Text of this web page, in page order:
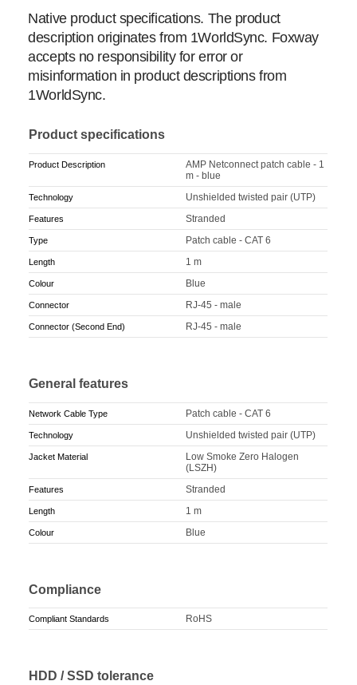
Native product specifications. The product
description originates from 1WorldSync. Foxway
accepts no responsibility for error or
misinformation in product descriptions from
1WorldSync.
Product specifications
Product Description
AMP Netconnect patch cable - 1
m - blue
Technology Unshielded twisted pair (UTP)
Features Stranded
Type Patch cable - CAT 6
Length 1 m
Colour Blue
Connector RJ-45 - male
Connector (Second End) RJ-45 - male
General features
Network Cable Type Patch cable - CAT 6
Technology Unshielded twisted pair (UTP)
Jacket Material
Low Smoke Zero Halogen
(LSZH)
Features Stranded
Length 1 m
Colour Blue
Compliance
Compliant Standards RoHS
HDD / SSD tolerance